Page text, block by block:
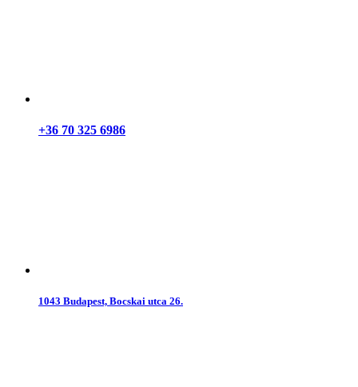
+36 70 325 6986
1043 Budapest, Bocskai utca 26.